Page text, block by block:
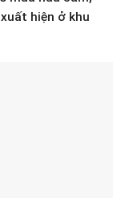
hiện ở khu